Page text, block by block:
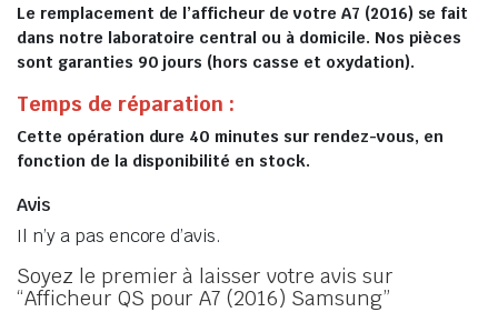
Le remplacement de l’afficheur de votre A7 (2016) se fait
dans notre laboratoire central ou à domicile. Nos pièces
sont garanties 90 jours (hors casse et oxydation).
Temps de réparation :
Cette opération dure 40 minutes sur rendez-vous, en
fonction de la disponibilité en stock.
Avis
Il n’y a pas encore d’avis.
Soyez le premier à laisser votre avis sur
“Afficheur QS pour A7 (2016) Samsung”